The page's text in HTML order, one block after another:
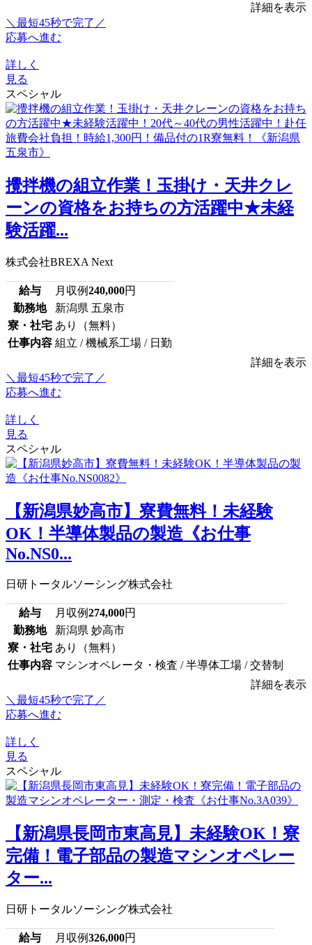
詳細を表示
＼最短45秒で完了／
応募へ進む
詳しく
見る
スペシャル
攪拌機の組立作業！玉掛け・天井クレ
ーンの資格をお持ちの方活躍中★未経
験活躍...
株式会社BREXA Next
給与 月収例240,000円
勤務地
新潟県 五泉市
寮・社宅 あり（無料）
仕事内容 組立 / 機械系工場 / 日勤
詳細を表示
＼最短45秒で完了／
応募へ進む
詳しく
見る
スペシャル
【新潟県妙高市】寮費無料！未経験
OK！半導体製品の製造《お仕事
No.NS0...
日研トータルソーシング株式会社
給与 月収例274,000円
勤務地
新潟県 妙高市
寮・社宅 あり（無料）
仕事内容 マシンオペレータ・検査 / 半導体工場 / 交替制
詳細を表示
＼最短45秒で完了／
応募へ進む
詳しく
見る
スペシャル
【新潟県長岡市東高見】未経験OK！寮
完備！電子部品の製造マシンオペレー
ター...
日研トータルソーシング株式会社
給与 月収例326,000円